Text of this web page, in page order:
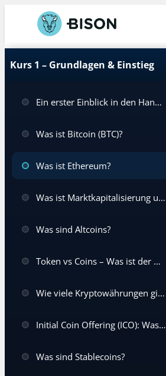
Kurs 1 – Grundlagen & Einstieg
Ein erster Einblick in den Handel von Kryptowährungen für Einsteiger
Was ist Bitcoin (BTC)?
Was ist Ethereum?
Was ist Marktkapitalisierung und wie wird sie für Kryptowährungen berechnet?
Was sind Altcoins?
Token vs Coins – Was ist der Unterschied?
Wie viele Kryptowährungen gibt es weltweit?
Initial Coin Offering (ICO): Was es bedeutet und wie es funktioniert
Was sind Stablecoins?